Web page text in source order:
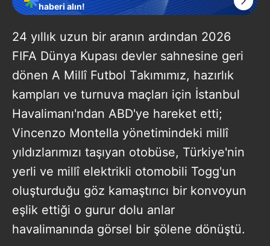
haberi alın!
24 yıllık uzun bir aranın ardından 2026
FIFA Dünya Kupası devler sahnesine geri
dönen A Millî Futbol Takımımız, hazırlık
kampları ve turnuva maçları için İstanbul
Havalimanı'ndan ABD'ye hareket etti;
Vincenzo Montella yönetimindeki millî
yıldızlarımızı taşıyan otobüse, Türkiye'nin
yerli ve millî elektrikli otomobili Togg'un
oluşturduğu göz kamaştırıcı bir konvoyun
eşlik ettiği o gurur dolu anlar
havalimanında görsel bir şölene dönüştü.